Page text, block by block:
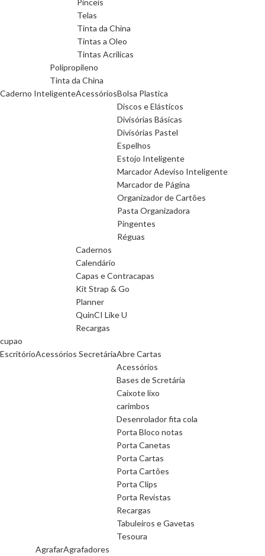
Telas
Tinta da China
Tintas a Oleo
Tintas Acrilicas
Polipropileno
Tinta da China
Caderno InteligenteAcessóriosBolsa Plastica
Discos e Elásticos
Divisórias Básicas
Divisórias Pastel
Espelhos
Estojo Inteligente
Marcador Adeviso Inteligente
Marcador de Página
Organizador de Cartões
Pasta Organizadora
Pingentes
Réguas
Cadernos
Calendário
Capas e Contracapas
Kit Strap & Go
Planner
QuinCI Like U
Recargas
cupao
EscritórioAcessórios SecretáriaAbre Cartas
Acessórios
Bases de Scretária
Caixote lixo
carimbos
Desenrolador fita cola
Porta Bloco notas
Porta Canetas
Porta Cartas
Porta Cartões
Porta Clips
Porta Revistas
Recargas
Tabuleiros e Gavetas
Tesoura
AgrafarAgrafadores